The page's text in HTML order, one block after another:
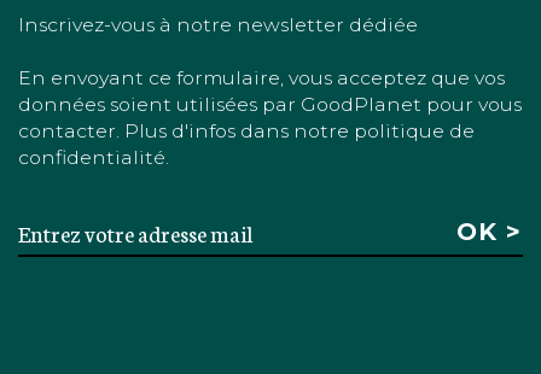
Inscrivez-vous à notre newsletter dédiée
En envoyant ce formulaire, vous acceptez que vos
données soient utilisées par GoodPlanet pour vous
contacter. Plus d'infos dans notre politique de
confidentialité.